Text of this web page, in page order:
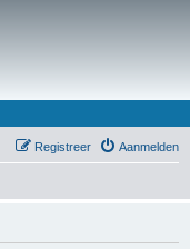
Aanmelden
Registreer